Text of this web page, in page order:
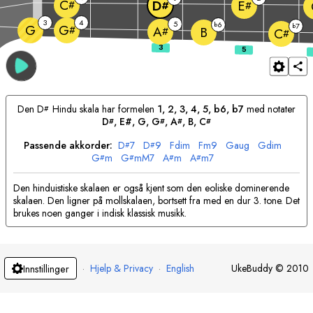
G 3 G# 4
A# 5 B b6
C#
b7
C# D# E#
DenD# Hindu skala har formelen 1, 2, 3, 4, 5, b6, b7med notater
D#, E#, G, G#, A#, B, C#
Passende akkorder: D#7 D#9 Fdim Fm9 Gaug Gdim
G#m G#mM7 A#m A#m7
Den hinduistiske skalaen er også kjent som den eoliske dominerende
skalaen. Den ligner på mollskalaen, bortsett fra med en dur 3. tone. Det
brukes noen ganger i indisk klassisk musikk.
Innstillinger · Hjelp & Privacy · English UkeBuddy © 2010